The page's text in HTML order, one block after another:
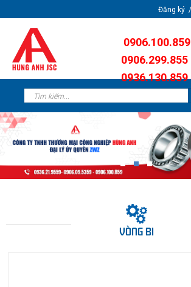
Đăng ký
0906.100.859
0906.299.855
0936.130.859
VÒNG BI